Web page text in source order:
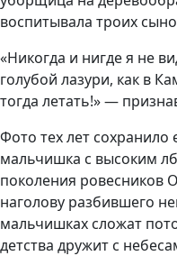
воспитывала троих
«Никогда и нигде я не
голубой лазури, как в
тогда летать!» —
Фото тех лет сохранило
мальчишка с высоким
поколения ровесников
наголову разбившего
мальчишках сложат
детства дружит с